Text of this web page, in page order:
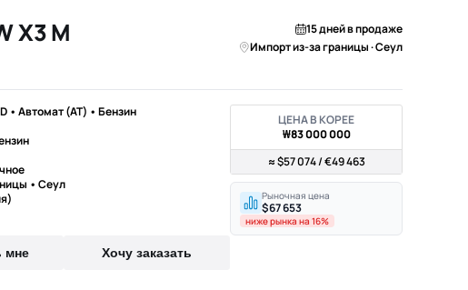
X3 M
15 дней в продаже
Импорт из-за границы · Сеул
• Автомат (AT) • Бензин
• Сеул
мне Хочу заказать
ЦЕНА В КОРЕЕ
₩83 000 000
≈ $57 074 / €49 463
Рыночная цена
$67 653
ниже рынка на 16%